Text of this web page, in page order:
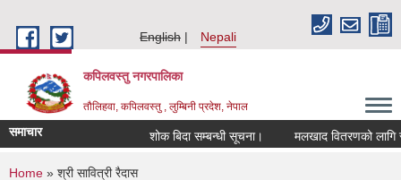
English
Nepali
कपिलवस्तु नगरपालिका
तौलिहवा, कपिलवस्तु , लुम्बिनी प्रदेश, नेपाल
समाचार शोक बिदा सम्बन्धी सूचना। मलखाद वितरणको लागि
Home » श्री सावित्री रैदास